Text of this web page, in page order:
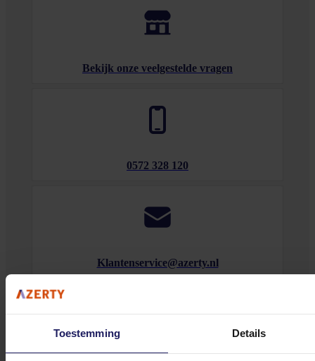
Toestemming Details
Bekijk onze veelgestelde vragen
0572 328 120
Klantenservice@azerty.nl
Ontvang als eerste de beste deals in je inbox